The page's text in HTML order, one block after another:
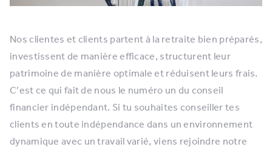
Nos clientes et clients partent à la retraite bien préparés,
investissent de manière efficace, structurent leur
patrimoine de manière optimale et réduisent leurs frais.
C’est ce qui fait de nous le numéro un du conseil
financier indépendant. Si tu souhaites conseiller tes
clients en toute indépendance dans un environnement
dynamique avec un travail varié, viens rejoindre notre